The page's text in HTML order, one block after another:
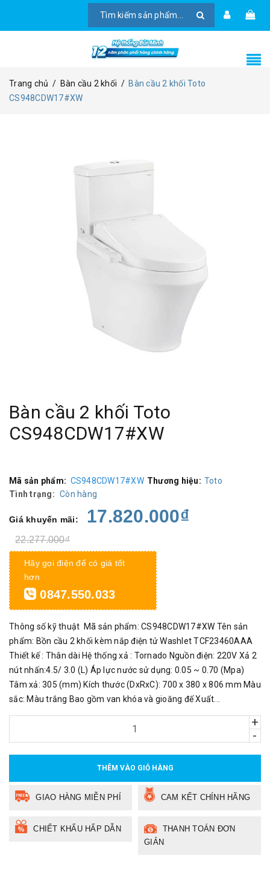
Trang chủ / Bàn cầu 2 khối / Bàn cầu 2 khối Toto
CS948CDW17#XW
Bàn cầu 2 khối Toto
CS948CDW17#XW
Mã sản phẩm: CS948CDW17#XW Thương hiệu: Toto
Tình trạng: Còn hàng
Giá khuyến mãi: 17.820.000₫
22.277.000₫
Hãy gọi điện để có giá tốt
hơn
0847.550.033
Thông số kỹ thuật Mã sản phẩm: CS948CDW17#XW Tên sản
phẩm: Bồn cầu 2 khối kèm nắp điện tử Washlet TCF23460AAA
Thiết kế : Thân dài Hệ thống xả : Tornado Nguồn điện: 220V Xả 2
nút nhấn:4.5/ 3.0 (L) Áp lực nước sử dụng: 0.05 ~ 0.70 (Mpa)
Tâm xả: 305 (mm) Kích thước (DxRxC): 700 x 380 x 806 mm Màu
sắc: Màu trắng Bao gồm van khóa và gioăng đế Xuất...
+
-
THÊM VÀO GIỎ HÀNG
GIAO HÀNG MIỄN PHÍ CAM KẾT CHÍNH HÃNG
CHIẾT KHẤU HẤP DẪN
THANH TOÁN ĐƠN
GIẢN